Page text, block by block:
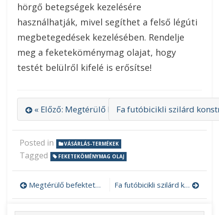
hörgő betegségek kezelésére
használhatják, mivel segíthet a felső légúti
megbetegedések kezelésében. Rendelje
meg a feketeköménymag olajat, hogy
testét belülről kifelé is erősítse!
« Előző: Megtérülő befektetés a gyémántfúró
Fa futóbicikli szilárd
Posted in VÁSÁRLÁS-TERMÉKEK
Tagged FEKETEKÖMÉNYMAG OLAJ
Bejegyzés
Megtérülő befektetés a gyémántfúró Fa futóbicikli szilárd konstrukcióval